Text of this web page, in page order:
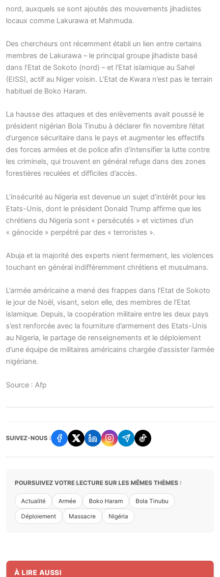
nord, auxquels se sont ajoutés des mouvements jihadistes
locaux comme Lakurawa et Mahmuda.
Des chercheurs ont récemment établi un lien entre certains
membres de Lakurawa – le principal groupe jihadiste basé
dans l’Etat de Sokoto (nord) – et l’Etat islamique au Sahel
(EISS), actif au Niger voisin. L’Etat de Kwara n’est pas le terrain
habituel de Boko Haram.
La hausse des attaques et des enlèvements avait poussé le
président nigérian Bola Tinubu à déclarer fin novembre l’état
d’urgence sécuritaire dans le pays et augmenter les effectifs
des forces armées et de police afin d’intensifier la lutte contre
les criminels, qui trouvent en général refuge dans des zones
forestières reculées et difficiles d’accès.
L’insécurité au Nigeria est devenue un sujet d’intérêt pour les
Etats-Unis, dont le président Donald Trump affirme que les
chrétiens du Nigeria sont « persécutés » et victimes d’un
« génocide » perpétré par des « terroristes ».
Abuja et la majorité des experts nient fermement, les violences
touchant en général indifféremment chrétiens et musulmans.
L’armée américaine a mené des frappes dans l’Etat de Sokoto
le jour de Noël, visant, selon elle, des membres de l’Etat
islamique. Depuis, la coopération militaire entre les deux pays
s’est renforcée avec la fourniture d’armement des Etats-Unis
au Nigeria, le partage de renseignements et le déploiement
d’une équipe de militaires américains chargée d’assister l’armée
nigériane.
Source : Afp
SUIVEZ-NOUS :
POURSUIVEZ VOTRE LECTURE SUR LES MÊMES THÈMES :
Actualité Armée Boko Haram Bola Tinubu
Déploiement Massacre Nigéria
À LIRE AUSSI